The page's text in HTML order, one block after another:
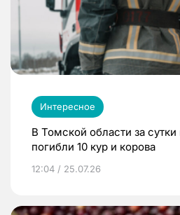
Интересное
В Томской области за
погибли 10 кур и корова
12:04 / 25.07.26